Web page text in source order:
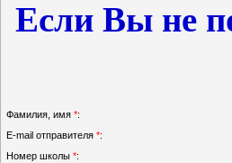
Если Вы не
Фамилия, имя *:
E-mail отправителя *:
Номер школы *: